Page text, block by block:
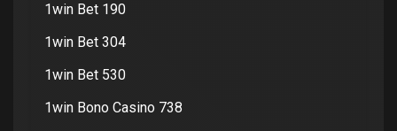
1win Bet 190
1win Bet 304
1win Bet 530
1win Bono Casino 738